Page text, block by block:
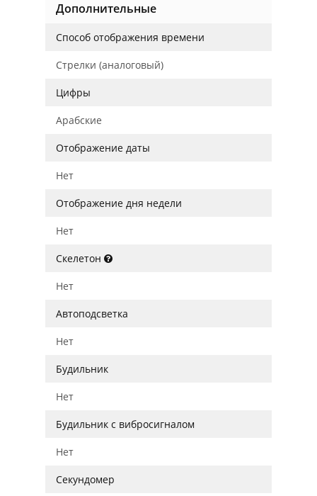
Дополнительные
Способ отображения времени
Стрелки (аналоговый)
Цифры
Арабские
Отображение даты
Нет
Отображение дня недели
Нет
Скелетон
Нет
Автоподсветка
Нет
Будильник
Нет
Будильник с вибросигналом
Нет
Секундомер